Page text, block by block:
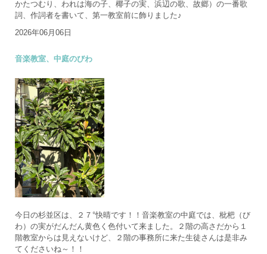
かたつむり、われは海の子、椰子の実、浜辺の歌、故郷）の一番歌
詞、作詞者を書いて、第一教室前に飾りました♪
2026年06月06日
音楽教室、中庭のびわ
今日の杉並区は、２７°快晴です！！音楽教室の中庭では、枇杷（び
わ）の実がだんだん黄色く色付いて来ました。２階の高さだから１
階教室からは見えないけど、２階の事務所に来た生徒さんは是非み
てくださいね～！！